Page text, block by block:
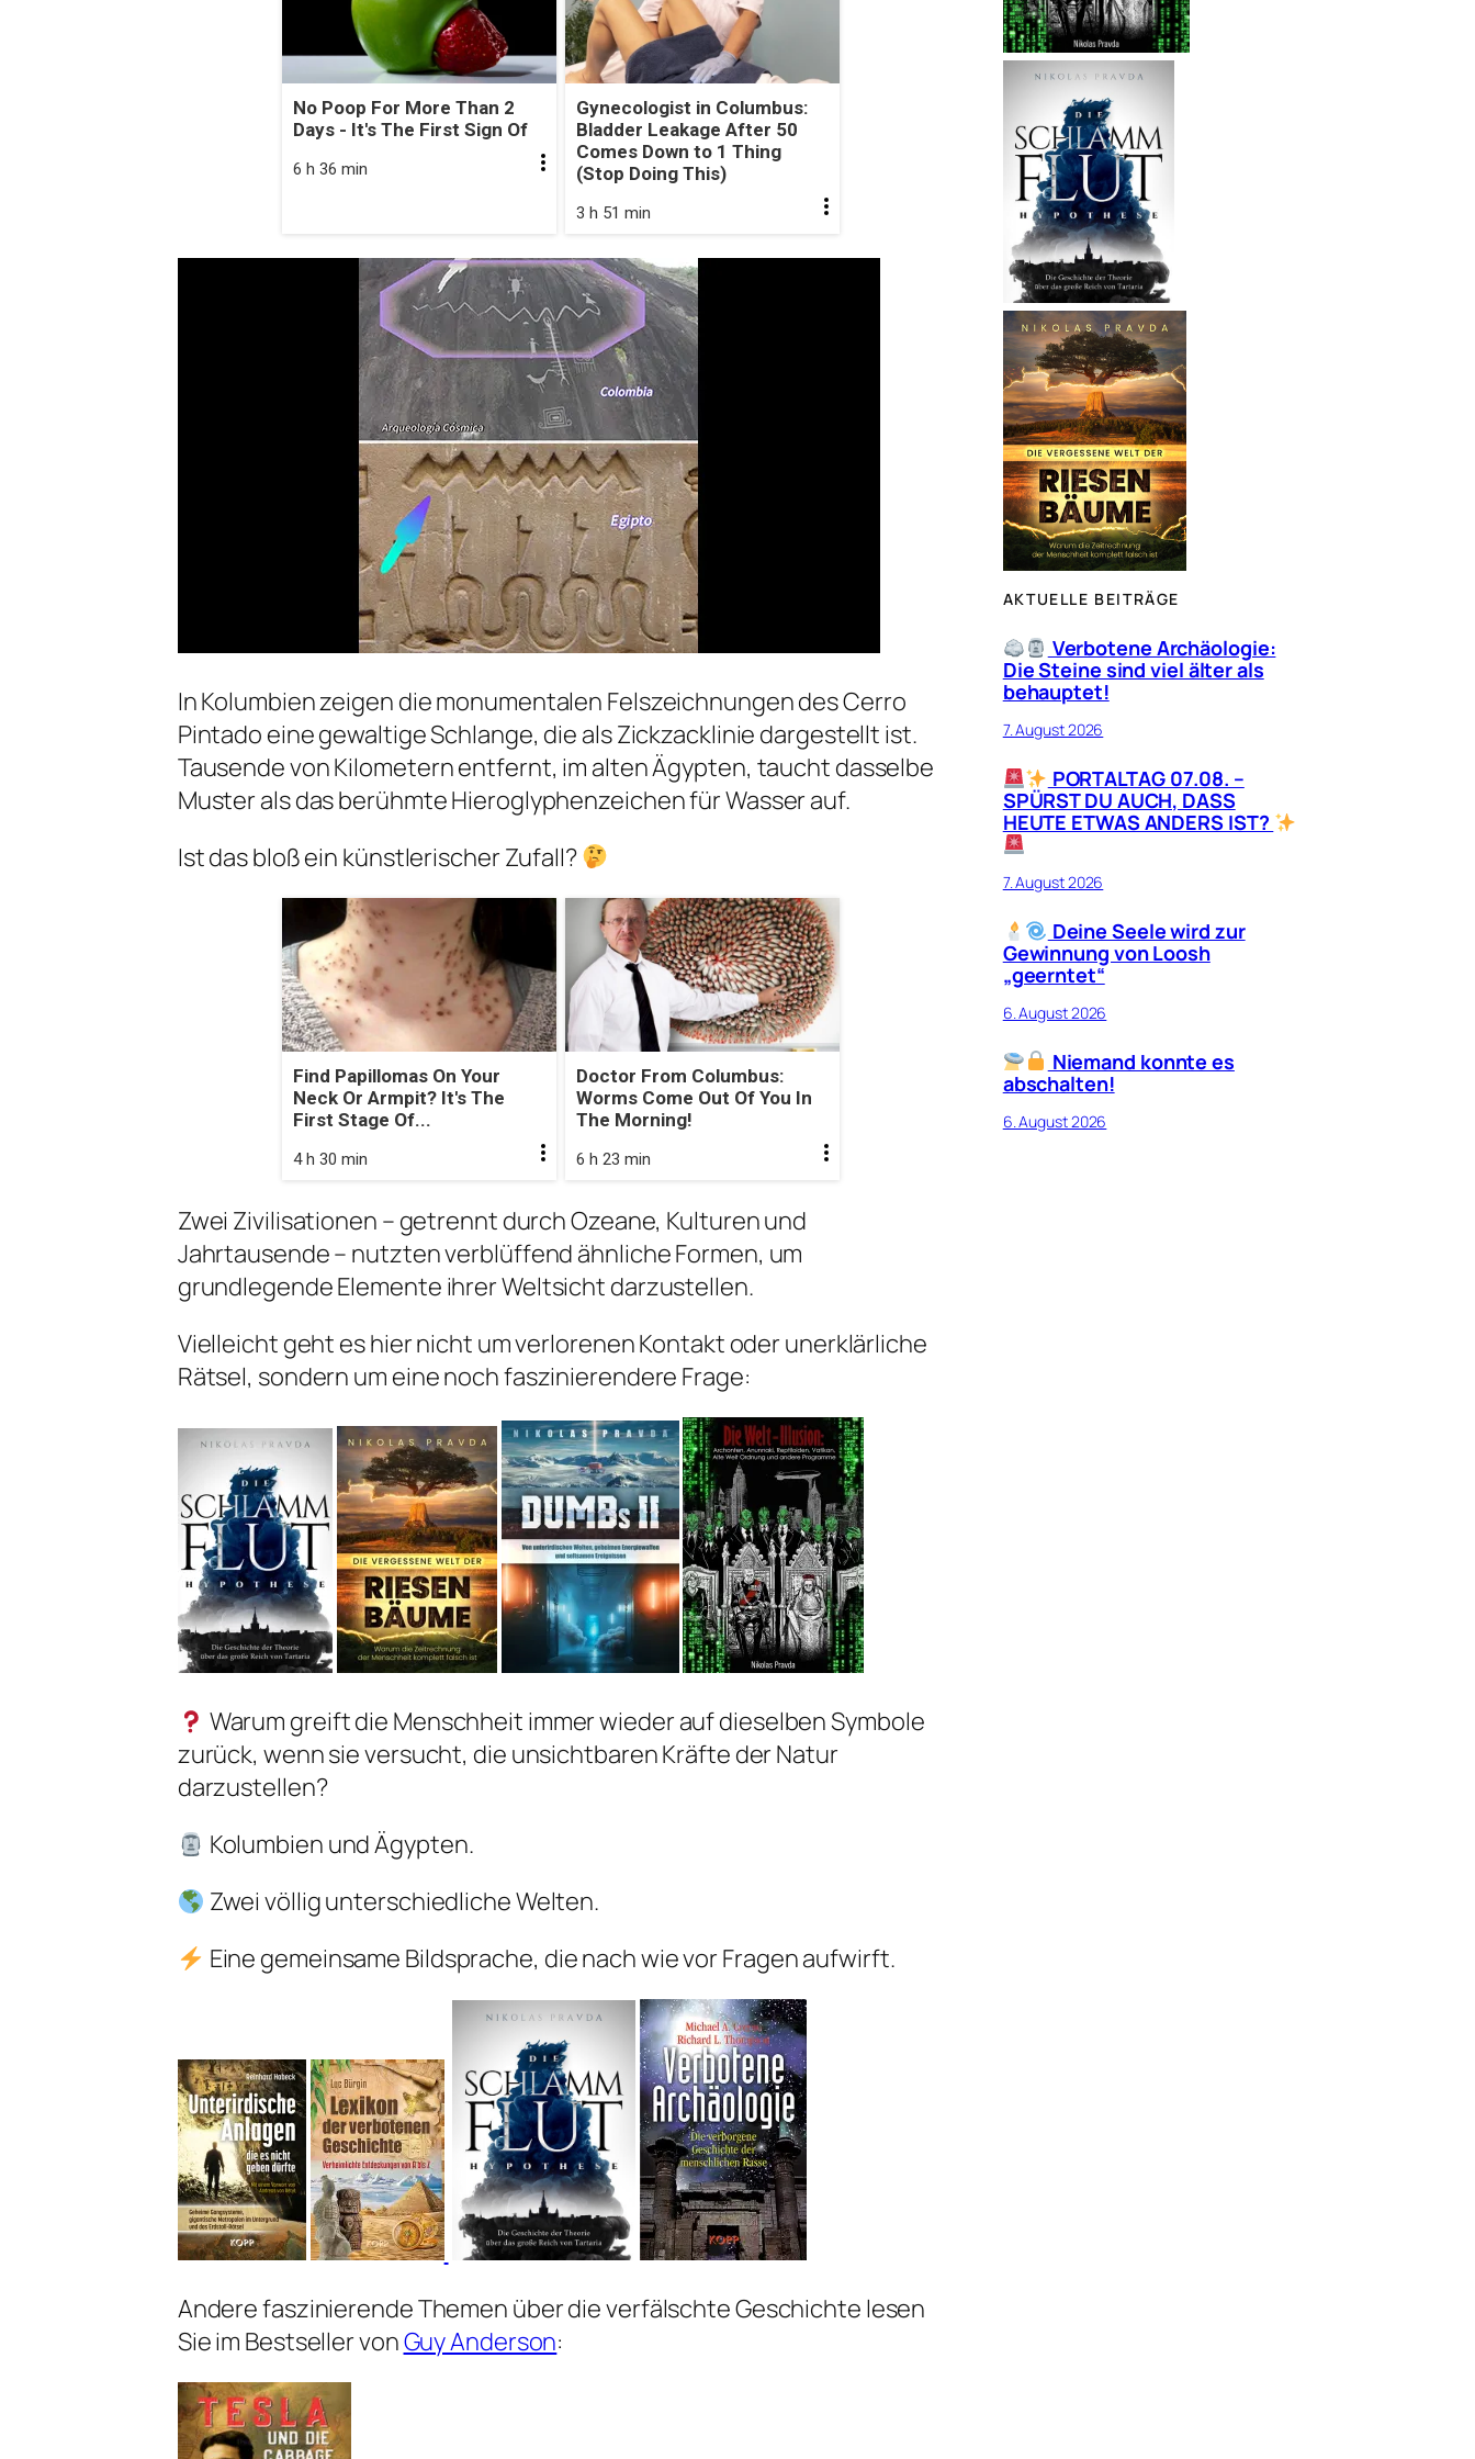
No Poop For More Than 2
Days - It's The First Sign Of
6 h 36 min
Gynecologist in Columbus:
Bladder Leakage After 50
Comes Down to 1 Thing
(Stop Doing This)
3 h 51 min
In Kolumbien zeigen die monumentalen Felszeichnungen des Cerro
Pintado eine gewaltige Schlange, die als Zickzacklinie dargestellt ist.
Tausende von Kilometern entfernt, im alten Ägypten, taucht dasselbe
Muster als das berühmte Hieroglyphenzeichen für Wasser auf.
Ist das bloß ein künstlerischer Zufall?
Find Papillomas On Your
Neck Or Armpit? It's The
First Stage Of...
4 h 30 min
Doctor From Columbus:
Worms Come Out Of You In
The Morning!
6 h 23 min
Zwei Zivilisationen – getrennt durch Ozeane, Kulturen und
Jahrtausende – nutzten verblüffend ähnliche Formen, um
grundlegende Elemente ihrer Weltsicht darzustellen.
Vielleicht geht es hier nicht um verlorenen Kontakt oder unerklärliche
Rätsel, sondern um eine noch faszinierendere Frage:
Warum greift die Menschheit immer wieder auf dieselben Symbole
zurück, wenn sie versucht, die unsichtbaren Kräfte der Natur
darzustellen?
Kolumbien und Ägypten.
Zwei völlig unterschiedliche Welten.
Eine gemeinsame Bildsprache, die nach wie vor Fragen aufwirft.
Andere faszinierende Themen über die verfälschte Geschichte lesen
Sie im Bestseller vonGuy Anderson:
AKTUELLE BEITRÄGE
Verbotene Archäologie:
Die Steine sind viel älter als
behauptet!
7. August 2026
PORTALTAG 07.08. –
SPÜRST DU AUCH, DASS
HEUTE ETWAS ANDERS IST?
7. August 2026
Deine Seele wird zur
Gewinnung von Loosh
„geerntet“
6. August 2026
Niemand konnte es
abschalten!
6. August 2026